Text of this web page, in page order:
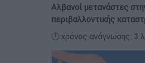
Αλβανοί μετανάστες
περιβαλλοντικής
🕛 χρόνος ανάγνωσης: